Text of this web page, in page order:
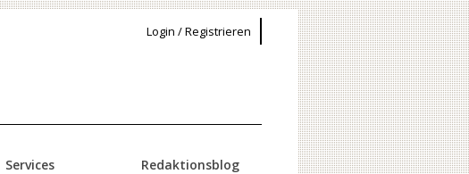
Login / Registrieren
Services Redaktionsblog